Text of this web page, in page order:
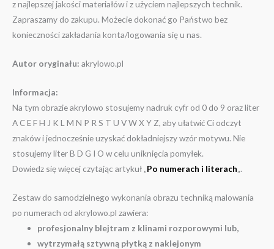
z najlepszej jakości materiałów i z użyciem najlepszych technik.
Zapraszamy do zakupu. Możecie dokonać go Państwo bez
konieczności zakładania konta/logowania się u nas.
Autor oryginału: akrylowo.pl
Informacja:
Na tym obrazie akrylowo stosujemy nadruk cyfr od 0 do 9 oraz liter
A C E F H J K L M N P R S T U V W X Y Z, aby ułatwić Ci odczyt
znaków i jednocześnie uzyskać dokładniejszy wzór motywu. Nie
stosujemy liter B D G I O w celu uniknięcia pomyłek.
Dowiedz się więcej czytając artykuł „Po numerach i literach„.
Zestaw do samodzielnego wykonania obrazu techniką malowania
po numerach od akrylowo.pl zawiera:
profesjonalny blejtram z klinami rozporowymi lub,
wytrzymałą sztywną płytką z naklejonym